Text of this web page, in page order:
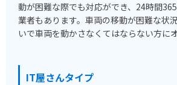
動が困難な際でも対応ができ、24時間
業者もあります。車両の移動が困難な状
いで車両を動かさなくてはならない方に
IT屋さんタイプ